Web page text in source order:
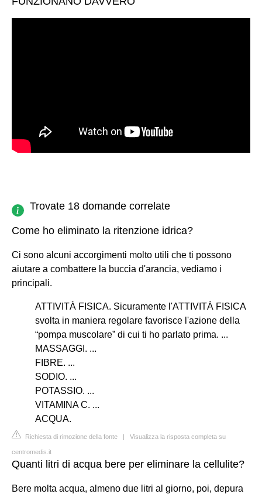
Trovate 18 domande correlate
Come ho eliminato la ritenzione idrica?
Ci sono alcuni accorgimenti molto utili che ti possono
aiutare a combattere la buccia d'arancia, vediamo i
principali.
ATTIVITÀ FISICA. Sicuramente l'ATTIVITÀ FISICA
svolta in maniera regolare favorisce l'azione della
“pompa muscolare” di cui ti ho parlato prima. ...
MASSAGGI. ...
FIBRE. ...
SODIO. ...
POTASSIO. ...
VITAMINA C. ...
ACQUA.
Richiesta di rimozione della fonte | Visualizza la risposta completa su
centromedis.it
Quanti litri di acqua bere per eliminare la cellulite?
Bere molta acqua, almeno due litri al giorno, poi, depura